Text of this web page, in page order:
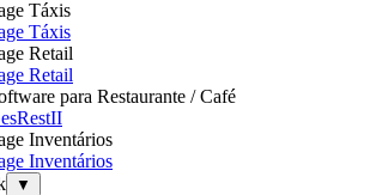
Táxis
Táxis
Retail
Retail
para Restaurante / Café
Inventários
Inventários
▼